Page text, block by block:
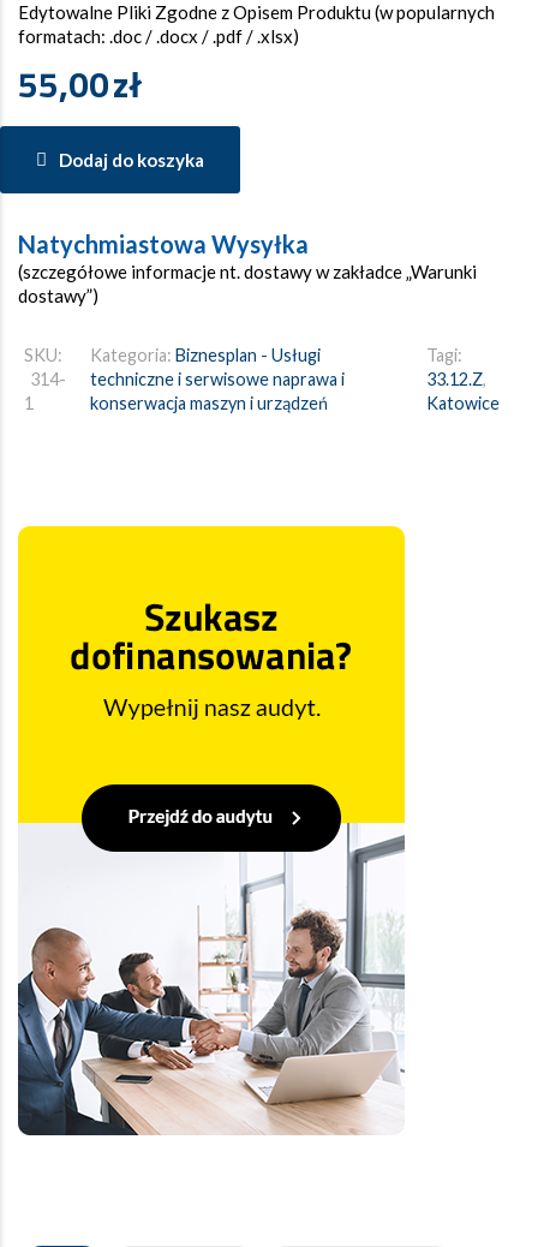
Edytowalne Pliki Zgodne z Opisem Produktu (w popularnych
formatach: .doc / .docx / .pdf / .xlsx)
55,00zł
Dodaj do koszyka
Natychmiastowa Wysyłka
(szczegółowe informacje nt. dostawy w zakładce „Warunki
dostawy”)
SKU:
314-
1
Kategoria:Biznesplan - Usługi
techniczne i serwisowe naprawa i
konserwacja maszyn i urządzeń
Tagi:
33.12.Z,
Katowice